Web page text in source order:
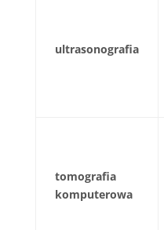
ultrasonografia
tomografia
komputerowa